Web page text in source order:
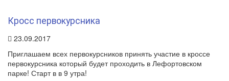
Кросс первокурсника
23.09.2017
Приглашаем всех первокурсников принять участие в кроссе
первокурсника который будет проходить в Лефортовском
парке! Старт в в 9 утра!